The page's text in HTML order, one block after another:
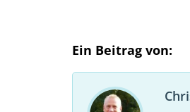
Ein Beitrag von: